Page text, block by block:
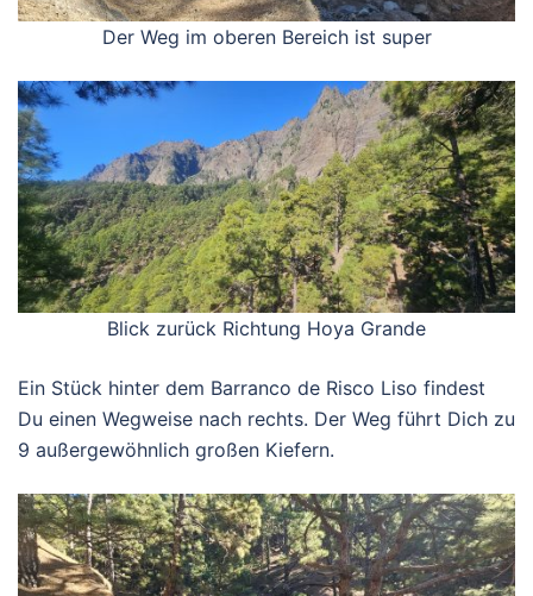
Der Weg im oberen Bereich ist super
Blick zurück Richtung Hoya Grande
Ein Stück hinter dem Barranco de Risco Liso findest
Du einen Wegweise nach rechts. Der Weg führt Dich zu
9 außergewöhnlich großen Kiefern.